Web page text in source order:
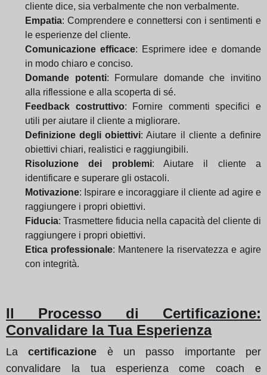
cliente dice, sia verbalmente che non verbalmente.
Empatia: Comprendere e connettersi con i sentimenti e
le esperienze del cliente.
Comunicazione efficace: Esprimere idee e domande
in modo chiaro e conciso.
Domande potenti: Formulare domande che invitino
alla riflessione e alla scoperta di sé.
Feedback costruttivo: Fornire commenti specifici e
utili per aiutare il cliente a migliorare.
Definizione degli obiettivi: Aiutare il cliente a definire
obiettivi chiari, realistici e raggiungibili.
Risoluzione dei problemi: Aiutare il cliente a
identificare e superare gli ostacoli.
Motivazione: Ispirare e incoraggiare il cliente ad agire e
raggiungere i propri obiettivi.
Fiducia: Trasmettere fiducia nella capacità del cliente di
raggiungere i propri obiettivi.
Etica professionale: Mantenere la riservatezza e agire
con integrità.
Il Processo di Certificazione:
Convalidare la Tua Esperienza
Lacertificazione è un passo importante per
convalidare la tua esperienza come coach e